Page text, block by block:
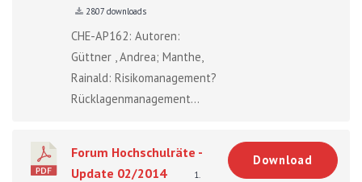
2807 downloads
CHE-AP162: Autoren:
Güttner , Andrea; Manthe,
Rainald: Risikomanagement?
Rücklagenmanagement...
Forum Hochschulräte -
Update 02/2014
1.
Download